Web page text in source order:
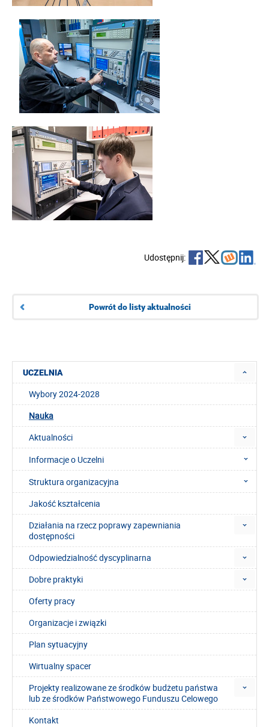
Udostępnij:
Powrót do listy aktualności
UCZELNIA
Wybory 2024-2028
Nauka
Aktualności
Informacje o Uczelni
Struktura organizacyjna
Jakość kształcenia
Działania na rzecz poprawy zapewniania
dostępności
Odpowiedzialność dyscyplinarna
Dobre praktyki
Oferty pracy
Organizacje i związki
Plan sytuacyjny
Wirtualny spacer
Projekty realizowane ze środków budżetu państwa
lub ze środków Państwowego Funduszu Celowego
Kontakt